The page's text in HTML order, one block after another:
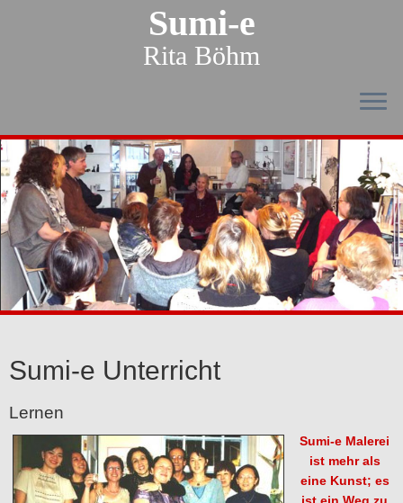
Sumi-e
Rita Böhm
Sumi-e Unterricht
Lernen
Sumi-e Malerei
ist mehr als
eine Kunst; es